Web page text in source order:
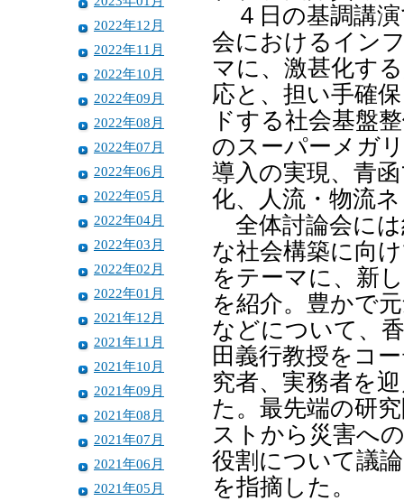
2022年12月
2022年11月
2022年10月
2022年09月
2022年08月
2022年07月
2022年06月
2022年05月
2022年04月
2022年03月
2022年02月
2022年01月
2021年12月
2021年11月
2021年10月
2021年09月
2021年08月
2021年07月
2021年06月
2021年05月
４日の基調講演
会におけるイン
マに、激甚化す
応と、担い手確
ドする社会基盤
のスーパーメガ
導入の実現、青
化、人流・物流
全体討論会には
な社会構築に向
をテーマに、新
を紹介。豊かで
などについて、
田義行教授をコ
究者、実務者を
た。最先端の研
ストから災害へ
役割について議
を指摘した。